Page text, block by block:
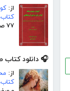
از:
۷۷ صفحه
🎧 دانلود
از: